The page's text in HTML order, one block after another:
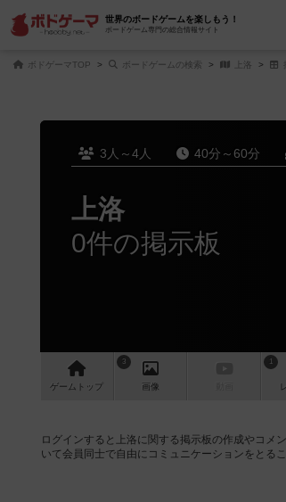
世界のボードゲームを楽しもう！
ボードゲーム専門の総合情報サイト
ボドゲーマTOP ボードゲームの検索 上洛
3人～4人 40分～60分
上洛
0件の掲示板
ゲーム トップ
3
画像
1
ログインすると上洛に関する掲示板の作成やコメ
いて会員同士で自由にコミュニケーションをとるこ